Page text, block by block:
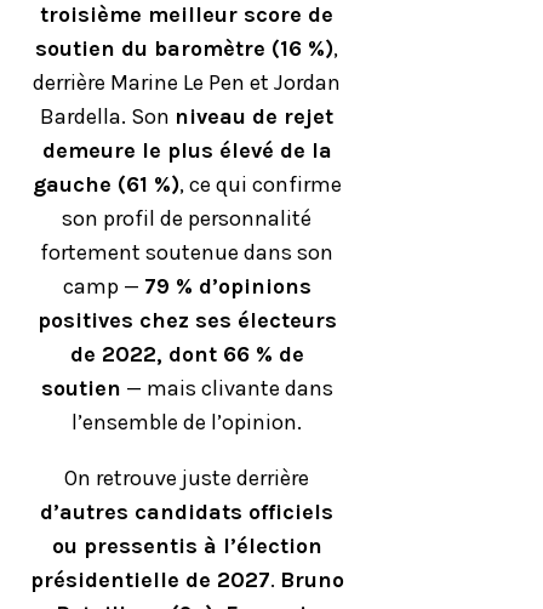
troisième meilleur score de
soutien du baromètre (16 %),
derrière Marine Le Pen et Jordan
Bardella. Son niveau de rejet
demeure le plus élevé de la
gauche (61 %), ce qui confirme
son profil de personnalité
fortement soutenue dans son
camp — 79 % d’opinions
positives chez ses électeurs
de 2022, dont 66 % de
soutien — mais clivante dans
l’ensemble de l’opinion.
On retrouve juste derrière
d’autres candidats officiels
ou pressentis à l’élection
présidentielle de 2027. Bruno